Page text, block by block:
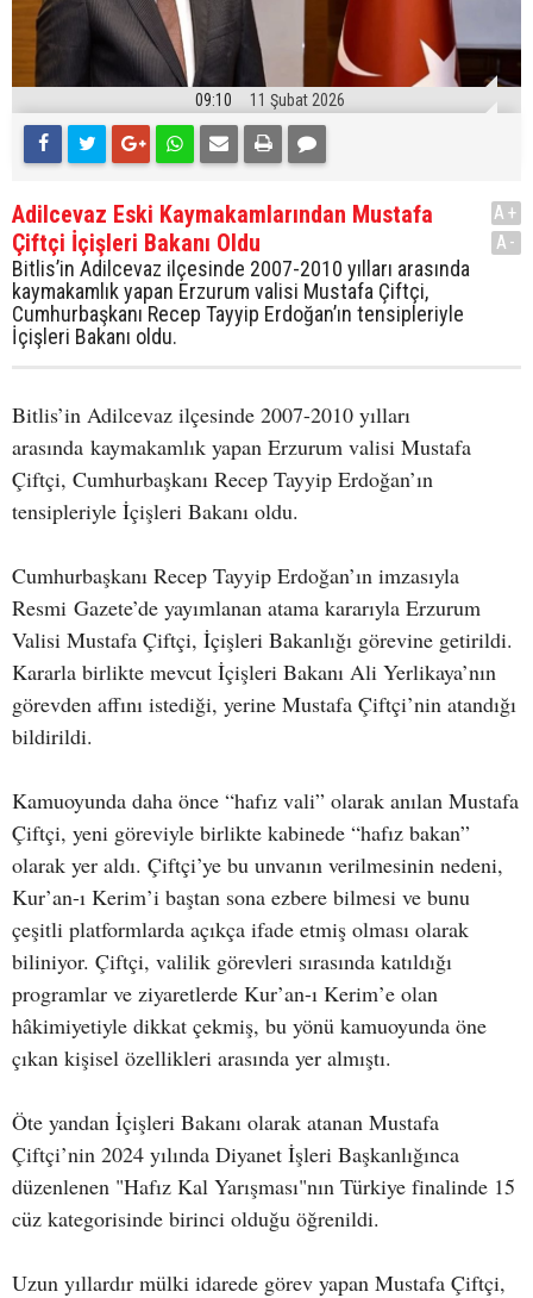
09:10 11 Şubat 2026
Adilcevaz Eski Kaymakamlarından Mustafa
Çiftçi İçişleri Bakanı Oldu
Bitlis’in Adilcevaz ilçesinde 2007-2010 yılları arasında
kaymakamlık yapan Erzurum valisi Mustafa Çiftçi,
Cumhurbaşkanı Recep Tayyip Erdoğan’ın tensipleriyle
İçişleri Bakanı oldu.
A+
A-
Bitlis’in Adilcevaz ilçesinde 2007-2010 yılları
arasında kaymakamlık yapan Erzurum valisi Mustafa
Çiftçi, Cumhurbaşkanı Recep Tayyip Erdoğan’ın
tensipleriyle İçişleri Bakanı oldu.
Cumhurbaşkanı Recep Tayyip Erdoğan’ın imzasıyla
Resmi Gazete’de yayımlanan atama kararıyla Erzurum
Valisi Mustafa Çiftçi, İçişleri Bakanlığı görevine getirildi.
Kararla birlikte mevcut İçişleri Bakanı Ali Yerlikaya’nın
görevden affını istediği, yerine Mustafa Çiftçi’nin atandığı
bildirildi.
Kamuoyunda daha önce “hafız vali” olarak anılan Mustafa
Çiftçi, yeni göreviyle birlikte kabinede “hafız bakan”
olarak yer aldı. Çiftçi’ye bu unvanın verilmesinin nedeni,
Kur’an-ı Kerim’i baştan sona ezbere bilmesi ve bunu
çeşitli platformlarda açıkça ifade etmiş olması olarak
biliniyor. Çiftçi, valilik görevleri sırasında katıldığı
programlar ve ziyaretlerde Kur’an-ı Kerim’e olan
hâkimiyetiyle dikkat çekmiş, bu yönü kamuoyunda öne
çıkan kişisel özellikleri arasında yer almıştı.
Öte yandan İçişleri Bakanı olarak atanan Mustafa
Çiftçi’nin 2024 yılında Diyanet İşleri Başkanlığınca
düzenlenen "Hafız Kal Yarışması"nın Türkiye finalinde 15
cüz kategorisinde birinci olduğu öğrenildi.
Uzun yıllardır mülki idarede görev yapan Mustafa Çiftçi,